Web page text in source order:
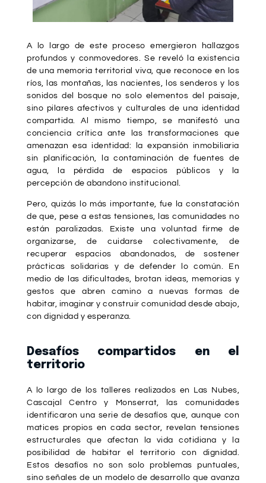
A lo largo de este proceso emergieron hallazgos
profundos y conmovedores. Se reveló la existencia
de una memoria territorial viva, que reconoce en los
ríos, las montañas, las nacientes, los senderos y los
sonidos del bosque no solo elementos del paisaje,
sino pilares afectivos y culturales de una identidad
compartida. Al mismo tiempo, se manifestó una
conciencia crítica ante las transformaciones que
amenazan esa identidad: la expansión inmobiliaria
sin planificación, la contaminación de fuentes de
agua, la pérdida de espacios públicos y la
percepción de abandono institucional.
Pero, quizás lo más importante, fue la constatación
de que, pese a estas tensiones, las comunidades no
están paralizadas. Existe una voluntad firme de
organizarse, de cuidarse colectivamente, de
recuperar espacios abandonados, de sostener
prácticas solidarias y de defender lo común. En
medio de las dificultades, brotan ideas, memorias y
gestos que abren camino a nuevas formas de
habitar, imaginar y construir comunidad desde abajo,
con dignidad y esperanza.
Desafíos compartidos en el
territorio
A lo largo de los talleres realizados en Las Nubes,
Cascajal Centro y Monserrat, las comunidades
identificaron una serie de desafíos que, aunque con
matices propios en cada sector, revelan tensiones
estructurales que afectan la vida cotidiana y la
posibilidad de habitar el territorio con dignidad.
Estos desafíos no son solo problemas puntuales,
sino señales de un modelo de desarrollo que avanza